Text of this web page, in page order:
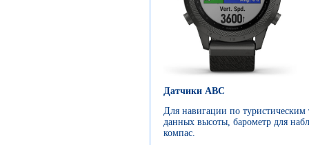
Датчики ABC
Для навигации по туристическим
данных высоты, барометр для
компас.